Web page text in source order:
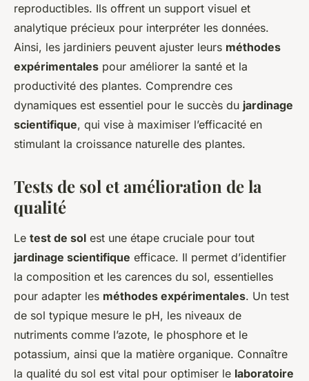
reproductibles. Ils offrent un support visuel et
analytique précieux pour interpréter les données.
Ainsi, les jardiniers peuvent ajuster leurs méthodes
expérimentales pour améliorer la santé et la
productivité des plantes. Comprendre ces
dynamiques est essentiel pour le succès du jardinage
scientifique, qui vise à maximiser l’efficacité en
stimulant la croissance naturelle des plantes.
Tests de sol et amélioration de la
qualité
Le test de sol est une étape cruciale pour tout
jardinage scientifique efficace. Il permet d’identifier
la composition et les carences du sol, essentielles
pour adapter les méthodes expérimentales. Un test
de sol typique mesure le pH, les niveaux de
nutriments comme l’azote, le phosphore et le
potassium, ainsi que la matière organique. Connaître
la qualité du sol est vital pour optimiser le laboratoire